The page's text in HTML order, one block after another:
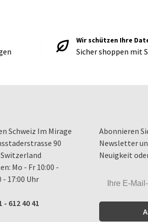
Wir schützen Ihre
Sicher shoppen mit
Schweiz Im Mirage
90
Mo - Fr 10:00 -
- 17:00 Uhr
- 612 40 41
Abonnieren
Newsletter
Neuigkeit